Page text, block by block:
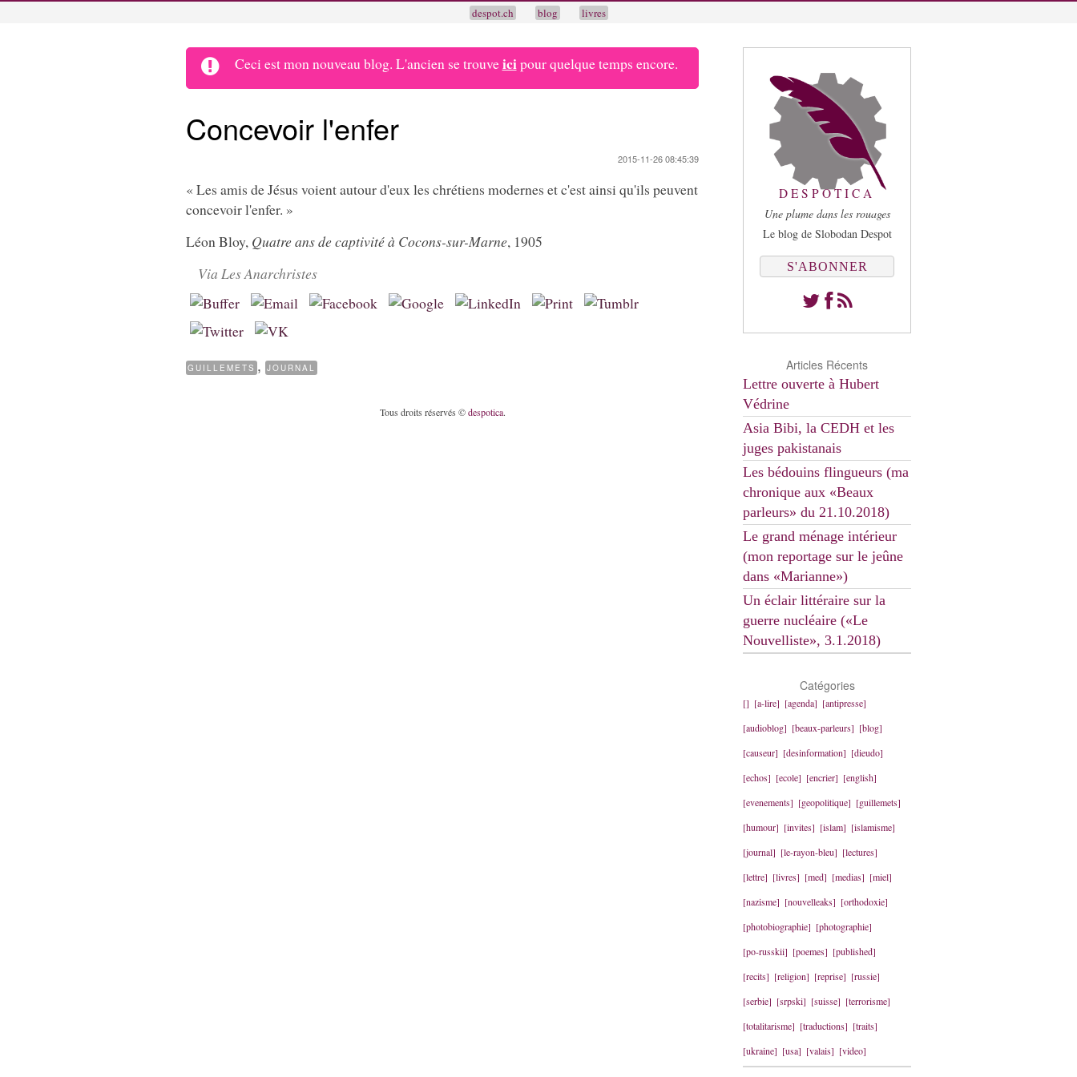
despot.ch blog livres
Ceci est mon nouveau blog. L'ancien se trouveicipour quelque temps encore.
Concevoir l'enfer
2015-11-26 08:45:39
« Les amis de Jésus voient autour d'eux les chrétiens modernes et c'est ainsi qu'ils peuvent
concevoir l'enfer. »
Léon Bloy, Quatre ans de captivité à Cocons-sur-Marne, 1905
Via Les Anarchristes
GUILLEMETS , JOURNAL
Tous droits réservés ©despotica.
DESPOTICA
Une plume dans les rouages
Le blog de Slobodan Despot
S'ABONNER
Articles Récents
Lettre ouverte à Hubert
Védrine
Asia Bibi, la CEDH et les
juges pakistanais
Les bédouins flingueurs (ma
chronique aux «Beaux
parleurs» du 21.10.2018)
Le grand ménage intérieur
(mon reportage sur le jeûne
dans «Marianne»)
Un éclair littéraire sur la
guerre nucléaire («Le
Nouvelliste», 3.1.2018)
Catégories
[] [a-lire] [agenda] [antipresse]
[audioblog] [beaux-parleurs] [blog]
[causeur] [desinformation] [dieudo]
[echos] [ecole] [encrier] [english]
[evenements] [geopolitique] [guillemets]
[humour] [invites] [islam] [islamisme]
[journal] [le-rayon-bleu] [lectures]
[lettre] [livres] [med] [medias] [miel]
[nazisme] [nouvelleaks] [orthodoxie]
[photobiographie] [photographie]
[po-russkii] [poemes] [published]
[recits] [religion] [reprise] [russie]
[serbie] [srpski] [suisse] [terrorisme]
[totalitarisme] [traductions] [traits]
[ukraine] [usa] [valais] [video]